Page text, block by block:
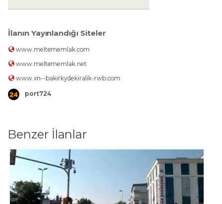
İlanın Yayınlandığı Siteler
www.meltememlak.com
www.meltememlak.net
www.xn--bakirkydekiralik-rwb.com
port724
Benzer İlanlar